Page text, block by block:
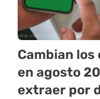
Cambian
en agosto
extraer por